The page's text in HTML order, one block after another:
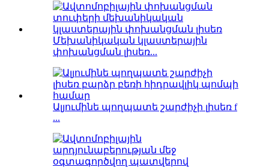
Մեխանիկական կլաստերային
փոխանցման լիսեռ...
Ալյումինե պողպատե շարժիչի լիսեռ f
...